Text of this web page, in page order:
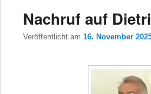
Nachruf auf
Veröffentlicht am 16. November